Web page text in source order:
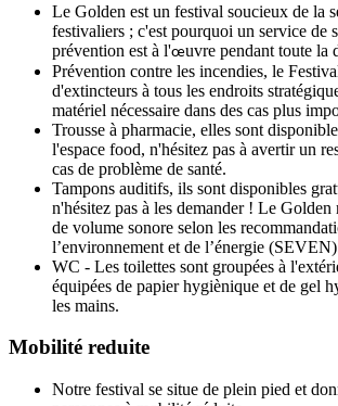
Le Golden est un festival soucieux de la
festivaliers ; c'est pourquoi un service de
prévention est à l'œuvre pendant toute la
Prévention contre les incendies, le
d'extincteurs à tous les endroits
matériel nécessaire dans des cas plus
Trousse à pharmacie, elles sont
l'espace food, n'hésitez pas à avertir un
cas de problème de santé.
Tampons auditifs, ils sont disponibles
n'hésitez pas à les demander ! Le Golden
de volume sonore selon les
l’environnement et de l’énergie
WC - Les toilettes sont groupées à
équipées de papier hygiènique et de gel
les mains.
Mobilité reduite
Notre festival se situe de plein pied et